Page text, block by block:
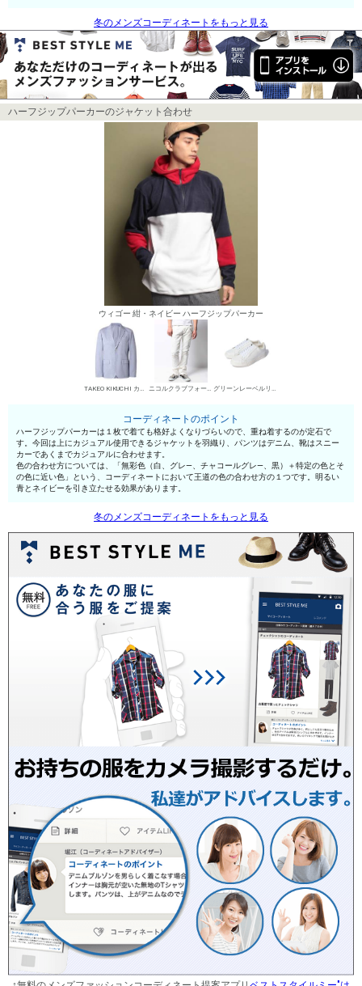
冬のメンズコーディネートをもっと見る
ハーフジップパーカーのジャケット合わせ
ウィゴー 紺・ネイビー ハーフジップパーカー
TAKEO KIKUCHI カジュアルジャケット ニコルクラブフォーメン デニムパンツ・ジーンズ グリーンレーベルリラクシング ローカットスニーカー
コーディネートのポイント
ハーフジップパーカーは１枚で着ても格好よくなりづらいので、重ね着するのが定石で
す。今回は上にカジュアル使用できるジャケットを羽織り、パンツはデニム、靴はスニー
カーであくまでカジュアルに合わせます。
色の合わせ方については、「無彩色（白、グレ—、チャコールグレ—、黒）＋特定の色とそ
の色に近い色」という、コーディネートにおいて王道の色の合わせ方の１つです。明るい
青とネイビーを引き立たせる効果があります。
冬のメンズコーディネートをもっと見る